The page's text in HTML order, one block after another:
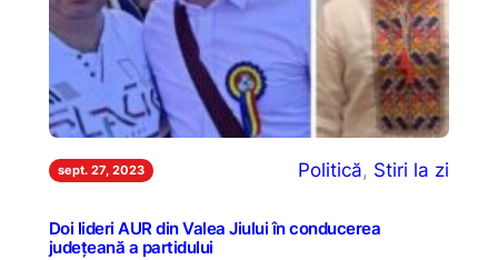
sept. 27, 2023 Politică, Stiri la zi
Doi lideri AUR din Valea Jiului în conducerea
județeană a partidului